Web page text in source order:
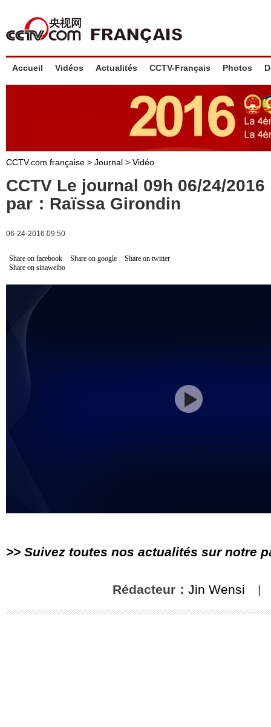
Accueil Vidéos Actualités CCTV-Français Photos
CCTV.com française > Journal > Vidéo
CCTV Le journal 09h 06/24/
par：Raïssa Girondin
06-24-2016 09:50
Share on facebook Share on google
Share on twitter
Share on sinaweibo
>> Suivez toutes nos actualités sur notre
Rédacteur： Jin Wensi